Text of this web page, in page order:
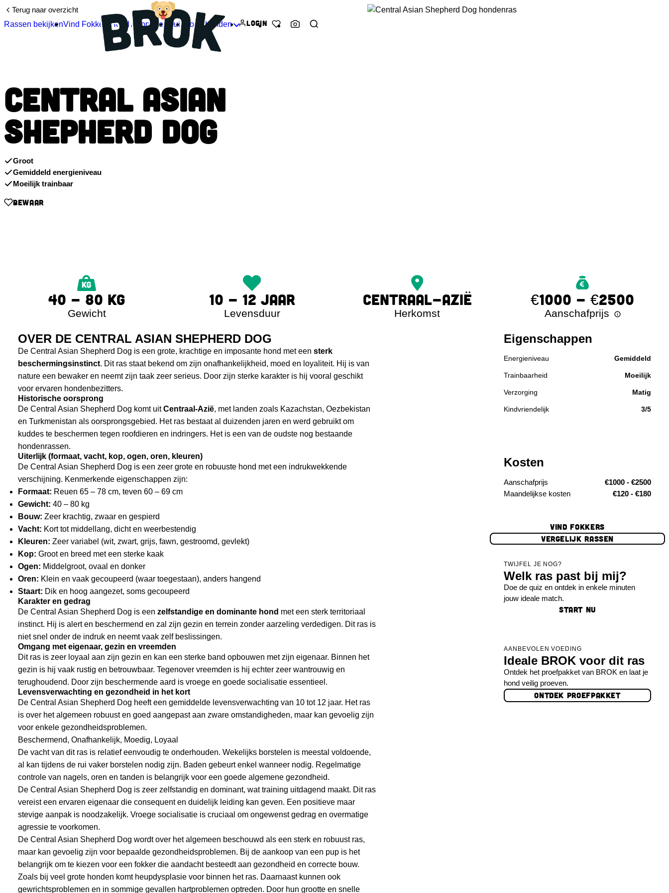
Rassen bekijkenVind Fokkers Hond Adopteren Quiz Soort honden Login
FavorietenRas herkenner
Terug naar overzicht
CENTRAL ASIAN
SHEPHERD DOG
Groot
Gemiddeld energieniveau
Moeilijk trainbaar
BEWAAR
40 - 80 KG
Gewicht
10 - 12 JAAR
Levensduur
CENTRAAL-AZIË
Herkomst
€1000 - €2500
Aanschafprijs
OVER DE CENTRAL ASIAN SHEPHERD DOG
De Central Asian Shepherd Dog is een grote, krachtige en imposante hond met een sterk
beschermingsinstinct. Dit ras staat bekend om zijn onafhankelijkheid, moed en loyaliteit. Hij is van
nature een bewaker en neemt zijn taak zeer serieus. Door zijn sterke karakter is hij vooral geschikt
voor ervaren hondenbezitters.
Historische oorsprong
De Central Asian Shepherd Dog komt uitCentraal-Azië, met landen zoals Kazachstan, Oezbekistan
en Turkmenistan als oorsprongsgebied. Het ras bestaat al duizenden jaren en werd gebruikt om
kuddes te beschermen tegen roofdieren en indringers. Het is een van de oudste nog bestaande
hondenrassen.
Uiterlijk (formaat, vacht, kop, ogen, oren, kleuren)
De Central Asian Shepherd Dog is een zeer grote en robuuste hond met een indrukwekkende
verschijning. Kenmerkende eigenschappen zijn:
Formaat: Reuen 65 – 78 cm, teven 60 – 69 cm
Gewicht: 40 – 80 kg
Bouw: Zeer krachtig, zwaar en gespierd
Vacht: Kort tot middellang, dicht en weerbestendig
Kleuren: Zeer variabel (wit, zwart, grijs, fawn, gestroomd, gevlekt)
Kop: Groot en breed met een sterke kaak
Ogen: Middelgroot, ovaal en donker
Oren: Klein en vaak gecoupeerd (waar toegestaan), anders hangend
Staart: Dik en hoog aangezet, soms gecoupeerd
Karakter en gedrag
De Central Asian Shepherd Dog is een zelfstandige en dominante hond met een sterk territoriaal
instinct. Hij is alert en beschermend en zal zijn gezin en terrein zonder aarzeling verdedigen. Dit ras is
niet snel onder de indruk en neemt vaak zelf beslissingen.
Omgang met eigenaar, gezin en vreemden
Dit ras is zeer loyaal aan zijn gezin en kan een sterke band opbouwen met zijn eigenaar. Binnen het
gezin is hij vaak rustig en betrouwbaar. Tegenover vreemden is hij echter zeer wantrouwig en
terughoudend. Door zijn beschermende aard is vroege en goede socialisatie essentieel.
Levensverwachting en gezondheid in het kort
De Central Asian Shepherd Dog heeft een gemiddelde levensverwachting van 10 tot 12 jaar. Het ras
is over het algemeen robuust en goed aangepast aan zware omstandigheden, maar kan gevoelig zijn
voor enkele gezondheidsproblemen.
Beschermend, Onafhankelijk, Moedig, Loyaal
De vacht van dit ras is relatief eenvoudig te onderhouden. Wekelijks borstelen is meestal voldoende,
al kan tijdens de rui vaker borstelen nodig zijn. Baden gebeurt enkel wanneer nodig. Regelmatige
controle van nagels, oren en tanden is belangrijk voor een goede algemene gezondheid.
De Central Asian Shepherd Dog is zeer zelfstandig en dominant, wat training uitdagend maakt. Dit ras
vereist een ervaren eigenaar die consequent en duidelijk leiding kan geven. Een positieve maar
stevige aanpak is noodzakelijk. Vroege socialisatie is cruciaal om ongewenst gedrag en overmatige
agressie te voorkomen.
De Central Asian Shepherd Dog wordt over het algemeen beschouwd als een sterk en robuust ras,
maar kan gevoelig zijn voor bepaalde gezondheidsproblemen. Bij de aankoop van een pup is het
belangrijk om te kiezen voor een fokker die aandacht besteedt aan gezondheid en correcte bouw.
Zoals bij veel grote honden komt heupdysplasie voor binnen het ras. Daarnaast kunnen ook
gewrichtsproblemen en in sommige gevallen hartproblemen optreden. Door hun grootte en snelle
Eigenschappen
Energieniveau Gemiddeld
Trainbaarheid Moeilijk
Verzorging Matig
Kindvriendelijk 3/5
Kosten
Aanschafprijs
€1000 - €2500
Maandelijkse kosten
€120 - €180
VIND FOKKERS
VERGELIJK RASSEN
TWIJFEL JE NOG?
Welk ras past bij mij?
Doe de quiz en ontdek in enkele minuten
jouw ideale match.
START NU
AANBEVOLEN VOEDING
Ideale BROK voor dit ras
Ontdek het proefpakket van BROK en laat je
hond veilig proeven.
ONTDEK PROEFPAKKET